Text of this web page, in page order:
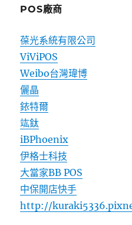
POS廠商
葆光系統有限公司
ViViPOS
Weibo台灣瑋博
儷晶
銥特爾
竑鈦
iBPhoenix
伊格士科技
大當家BB POS
中保開店快手
http://